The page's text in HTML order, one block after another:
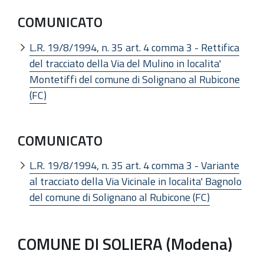
COMUNICATO
L.R. 19/8/1994, n. 35 art. 4 comma 3 - Rettifica
del tracciato della Via del Mulino in localita'
Montetiffi del comune di Solignano al Rubicone
(FC)
COMUNICATO
L.R. 19/8/1994, n. 35 art. 4 comma 3 - Variante
al tracciato della Via Vicinale in localita' Bagnolo
del comune di Solignano al Rubicone (FC)
COMUNE DI SOLIERA (Modena)